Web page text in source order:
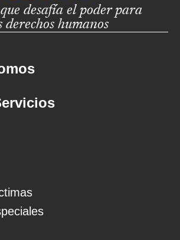
desafía el poder para
derechos humanos